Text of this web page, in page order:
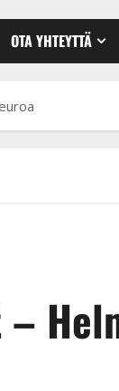
OTA YHTEYTTÄ